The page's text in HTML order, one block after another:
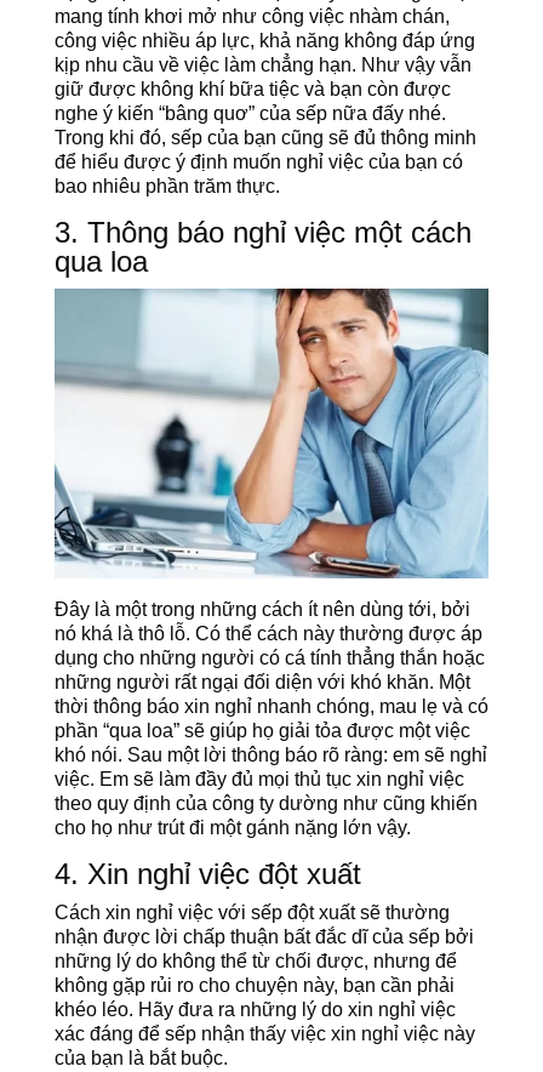
mang tính khơi mở như công việc nhàm chán,
công việc nhiều áp lực, khả năng không đáp ứng
kịp nhu cầu về việc làm chẳng hạn. Như vậy vẫn
giữ được không khí bữa tiệc và bạn còn được
nghe ý kiến “bâng quơ” của sếp nữa đấy nhé.
Trong khi đó, sếp của bạn cũng sẽ đủ thông minh
để hiểu được ý định muốn nghỉ việc của bạn có
bao nhiêu phần trăm thực.
3. Thông báo nghỉ việc một cách
qua loa
Đây là một trong những cách ít nên dùng tới, bởi
nó khá là thô lỗ. Có thể cách này thường được áp
dụng cho những người có cá tính thẳng thắn hoặc
những người rất ngại đối diện với khó khăn. Một
thời thông báo xin nghỉ nhanh chóng, mau lẹ và có
phần “qua loa” sẽ giúp họ giải tỏa được một việc
khó nói. Sau một lời thông báo rõ ràng: em sẽ nghỉ
việc. Em sẽ làm đầy đủ mọi thủ tục xin nghỉ việc
theo quy định của công ty dường như cũng khiến
cho họ như trút đi một gánh nặng lớn vậy.
4. Xin nghỉ việc đột xuất
Cách xin nghỉ việc với sếp đột xuất sẽ thường
nhận được lời chấp thuận bất đắc dĩ của sếp bởi
những lý do không thể từ chối được, nhưng để
không gặp rủi ro cho chuyện này, bạn cần phải
khéo léo. Hãy đưa ra những lý do xin nghỉ việc
xác đáng để sếp nhận thấy việc xin nghỉ việc này
của bạn là bắt buộc.